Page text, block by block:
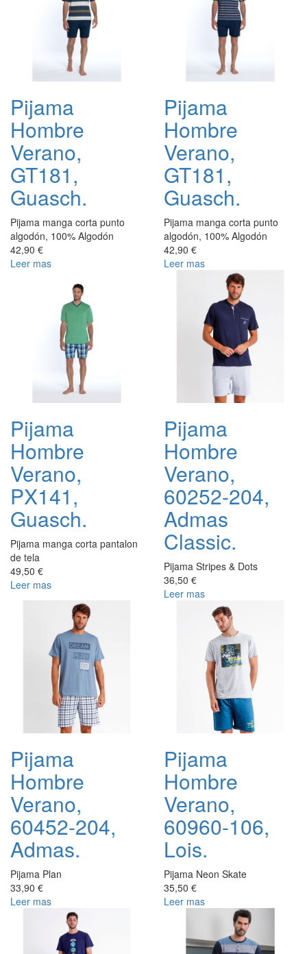
Pijama
Hombre
Verano,
GT181,
Guasch.
Pijama manga corta punto
algodón, 100% Algodón
42,90 €
Leer mas
Pijama
Hombre
Verano,
GT181,
Guasch.
Pijama manga corta punto
algodón, 100% Algodón
42,90 €
Leer mas
Pijama
Hombre
Verano,
PX141,
Guasch.
Pijama manga corta pantalon
de tela
49,50 €
Leer mas
Pijama
Hombre
Verano,
60252-204,
Admas
Classic.
Pijama Stripes & Dots
36,50 €
Leer mas
Pijama
Hombre
Verano,
60452-204,
Admas.
Pijama Plan
33,90 €
Leer mas
Pijama
Hombre
Verano,
60960-106,
Lois.
Pijama Neon Skate
35,50 €
Leer mas